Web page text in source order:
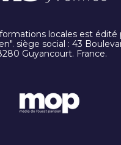
locales est édité
siège social : 43
Guyancourt. France.